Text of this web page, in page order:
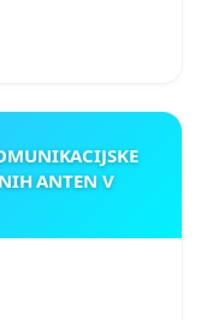
ANTEN V